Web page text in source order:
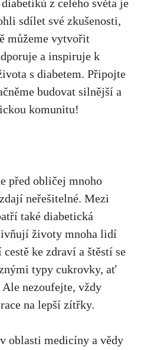
z celého světa je
‍sdílet své⁤ zkušenosti,
můžeme vytvořit
a inspiruje k
s diabetem. Připojte
budovat silnější a
komunitu!
před obličej ‌mnoho
neřešitelné. Mezi
také diabetická
životy mnoha lidí
ke zdraví a štěstí se
typy cukrovky, ať
nezoufejte,​ vždy
na lepší zítřky.
oblasti medicíny a vědy